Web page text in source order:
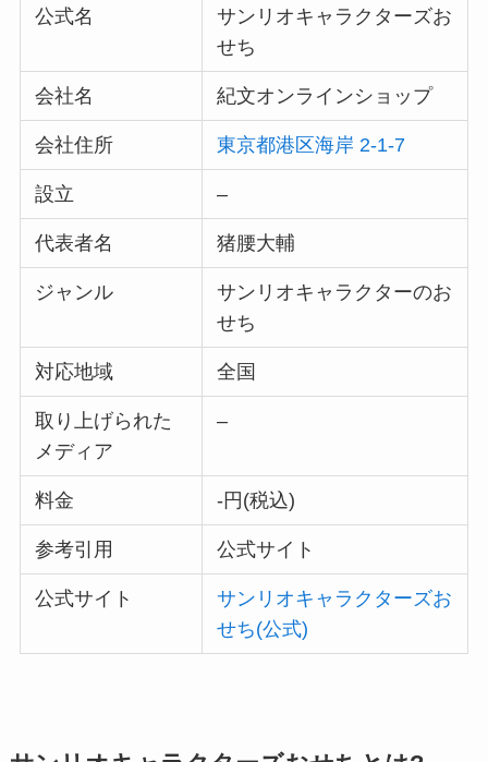
公式名
サンリオキャラクターズお
せち
会社名 紀文オンラインショップ
会社住所 東京都港区海岸 2-1-7
設立 –
代表者名 猪腰大輔
ジャンル
サンリオキャラクターのお
せち
対応地域 全国
取り上げられた
メディア
–
料金 -円(税込)
参考引用 公式サイト
公式サイト
サンリオキャラクターズお
せち(公式)